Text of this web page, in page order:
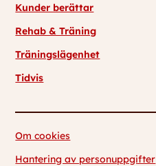
Kunder berättar
Rehab & Träning
Träningslägenhet
Tidvis
Om cookies
Hantering av personuppgifter